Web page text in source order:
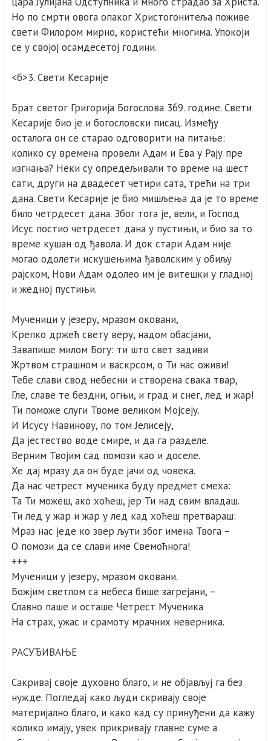
Но по смрти овога опаког Христогонитеља поживе
свети Филором мирно, користећи многима. Упокоји
се у својој осамдесетој години.
<б>3. Свети Кесарије
Брат светог Григорија Богослова 369. године. Свети
Кесарије био је и богословски писац. Између
осталога он се старао одговорити на питање:
колико су времена провели Адам и Ева у Рају пре
изгнања? Неки су опредељивали то време на шест
сати, други на двадесет четири сата, трећи на три
дана. Свети Кесарије је био мишљења да је то време
било четрдесет дана. Због тога је, вели, и Господ
Исус постио четрдесет дана у пустињи, и био за то
време кушан од ђавола. И док стари Адам није
могао одолети искушењима ђаволским у обиљу
рајском, Нови Адам одолео им је витешки у гладној
и жедној пустињи.
Мученици у језеру, мразом оковани,
Крепко држећ свету веру, надом обасјани,
Завапише милом Богу: ти што свет задиви
Жртвом страшном и васкрсом, о Ти нас оживи!
Тебе слави свод небесни и створена свака твар,
Гле, славе те бездни, огњи, и град и снег, лед и жар!
Ти поможе слуги Твоме великом Мојсеју.
И Исусу Навинову, по том Јелисеју,
Да јестество воде смире, и да га разделе.
Верним Твојим сад помози као и доселе.
Хе дај мразу да он буде јачи од човека.
Да нас четрест мученика буду предмет смеха:
Та Ти можеш, ако хоћеш, јер Ти над свим владаш.
Ти лед у жар и жар у лед кад xоћеш претвараш:
Мраз нас једе ко звер љути због имена Твога –
О помози да се слави име Свемоћнога!
+++
Мученици у језеру, мразом оковани.
Божјим светлом са небеса бише загрејани, –
Славно паше и осташе Четрест Мученика
На страх, ужас и срамоту мрачних неверника.
РАСУЂИВАЊЕ
Сакривај своје духовно благо, и не објављуј га без
нужде. Погледај како људи скривају своје
материјално благо, и како кад су принуђени да кажу
колико имају, увек прикривају главне суме а